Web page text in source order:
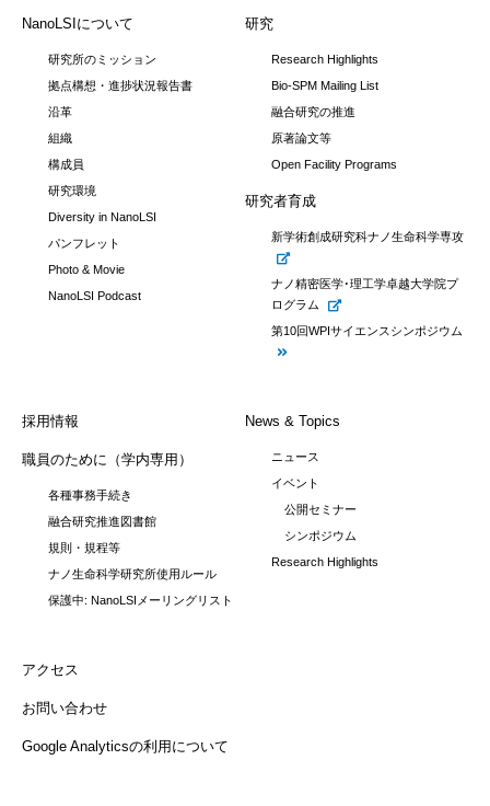
NanoLSIについて
研究所のミッション
拠点構想・進捗状況報告書
沿革
組織
構成員
研究環境
Diversity in NanoLSI
パンフレット
Photo & Movie
NanoLSI Podcast
研究
Research Highlights
Bio-SPM Mailing List
融合研究の推進
原著論文等
Open Facility Programs
研究者育成
新学術創成研究科ナノ生命科学専攻
ナノ精密医学･理工学卓越大学院プ
ログラム
第10回WPIサイエンスシンポジウム
採用情報
職員のために（学内専用）
各種事務手続き
融合研究推進図書館
規則・規程等
ナノ生命科学研究所使用ルール
保護中: NanoLSIメーリングリスト
News & Topics
ニュース
イベント
公開セミナー
シンポジウム
Research Highlights
アクセス
お問い合わせ
Google Analyticsの利用について